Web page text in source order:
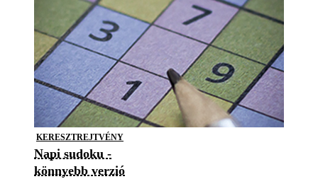
KERESZTREJTVÉNY
Napi sudoku -
könnyebb verzió